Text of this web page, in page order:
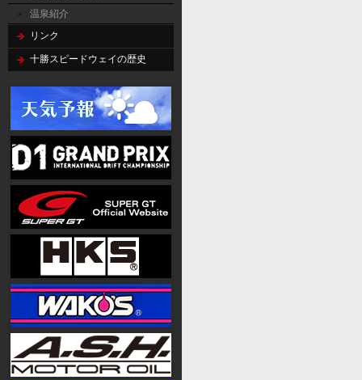
温泉紹介
リンク
十勝スピードウェイの歴史